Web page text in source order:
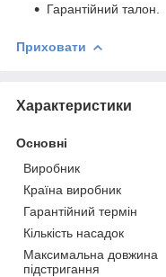
Гарантійний талон.
Приховати
Характеристики
Основні
Виробник
Країна виробник
Гарантійний термін
Кількість насадок
Максимальна довжина
підстригання